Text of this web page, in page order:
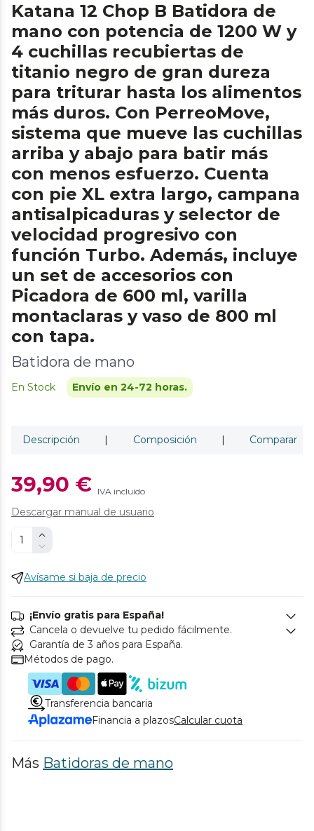
Katana 12 Chop B Batidora de
mano con potencia de 1200 W y
4 cuchillas recubiertas de
titanio negro de gran dureza
para triturar hasta los alimentos
más duros. Con PerreoMove,
sistema que mueve las cuchillas
arriba y abajo para batir más
con menos esfuerzo. Cuenta
con pie XL extra largo, campana
antisalpicaduras y selector de
velocidad progresivo con
función Turbo. Además, incluye
un set de accesorios con
Picadora de 600 ml, varilla
montaclaras y vaso de 800 ml
con tapa.
Batidora de mano
En Stock Envío en 24-72 horas.
Descripción | Composición | Comparar
39,90 € IVA incluido
Descargar manual de usuario
Avísame si baja de precio
¡Envío gratis para España!
Cancela o devuelve tu pedido fácilmente.
Garantía de 3 años para España.
Métodos de pago.
Transferencia bancaria
Financia a plazosCalcular cuota
Más Batidoras de mano